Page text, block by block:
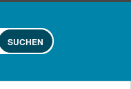
SUCHEN